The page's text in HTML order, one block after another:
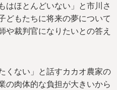
はほとんどいない」と市川さ
どもたちに将来の夢について
や裁判官になりたいとの答え
くない」と話すカカオ農家の
の肉体的な負担が大きいから